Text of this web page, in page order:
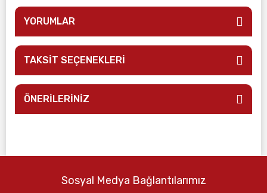
YORUMLAR
TAKSİT SEÇENEKLERİ
ÖNERİLERİNİZ
Sosyal Medya Bağlantılarımız